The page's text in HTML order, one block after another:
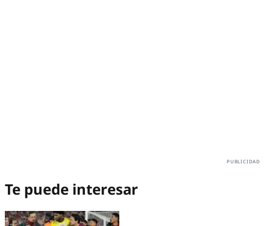
Te puede interesar